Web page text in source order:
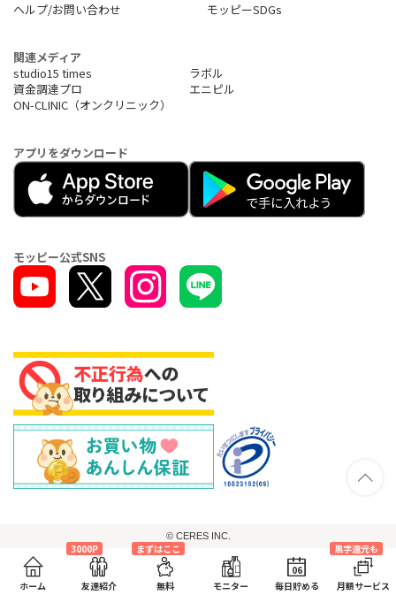
ホーム
3000P
友達紹介
まずはここ
無料 モニター
06
毎日貯める
黒字還元も
月額サービス
ヘルプ/お問い合わせ
モッピーSDGs
関連メディア
studio15 times
ラボル
資金調達プロ
エニピル
ON-CLINIC（オンクリニック）
アプリをダウンロード
モッピー公式SNS
© CERES INC.